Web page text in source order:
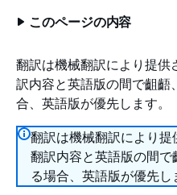
このページの内容
翻訳は機械翻訳により提供
訳内容と英語版の間で齟齬
合、英語版が優先します。
翻訳は機械翻訳により
翻訳内容と英語版の間
る場合、英語版が優先し